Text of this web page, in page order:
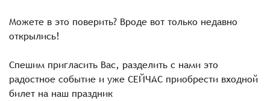
Можете в это поверить? Вроде вот только недавно
открылись!
Спешим пригласить Вас, разделить с нами это
радостное событие и уже СЕЙЧАС приобрести входной
билет на наш праздник